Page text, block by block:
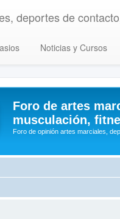
deportes de
Noticias y Cursos
Foro de artes
musculación,
Foro de opinión artes marciales,